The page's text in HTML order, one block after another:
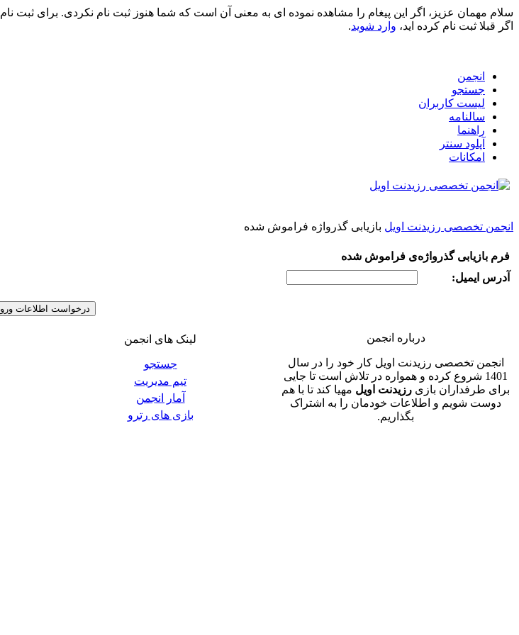
سلام مهمان عزیز، اگر این پیغام را مشاهده نموده ای به معنی آن است که شما هنوز ثبت نام نکردی. برای ثبت نام
اگر قبلا ثبت نام کرده اید، وارد شوید.
انجمن
جستجو
لیست کاربران
سالنامه
راهنما
آپلود سنتر
امکانات
انجمن تخصصی رزیدنت اویل بازیابی گذرواژه‌ فراموش شده
فرم بازیابی گذرواژه‌ی فراموش شده
آدرس ایمیل:
درباره انجمن
انجمن تخصصی رزیدنت اویل کار خود را در سال
1401 شروع کرده و همواره در تلاش است تا جایی
برای طرفداران بازی رزیدنت اویل مهیا کند تا با هم
دوست شویم و اطلاعات خودمان را به اشتراک
بگذاریم.
لینک های انجمن
جستجو
تیم مدیریت
آمار انجمن
بازی های رترو